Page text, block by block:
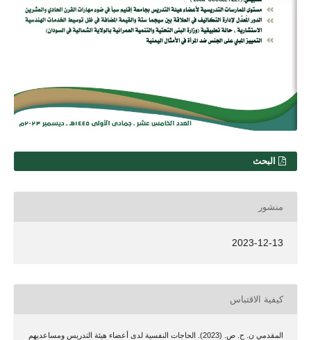
البحث
منشور
2023-12-13
كيفية الاقتباس
المقدمي ن. ح. ص. (2023). الحاجات النفسية لدى أعضاء هيئة التدريس ومساعديهم